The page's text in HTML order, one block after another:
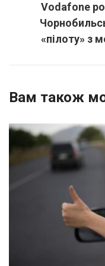
Vodafone
«пілоту» з
Вам також